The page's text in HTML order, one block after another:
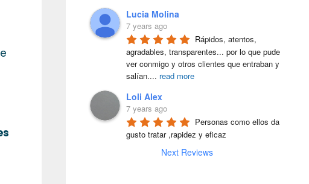
Lucia Molina
7 years ago
Rápidos, atentos,
agradables, transparentes... por lo que pude
ver conmigo y otros clientes que entraban y
salían.... read more
Loli Alex
7 years ago
Personas como ellos da
gusto tratar ,rapidez y eficaz
Next Reviews